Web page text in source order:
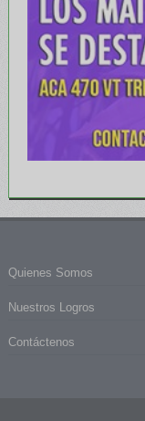
Quienes Somos
Nuestros Logros
Contáctenos